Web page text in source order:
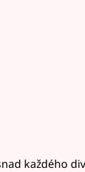
každého